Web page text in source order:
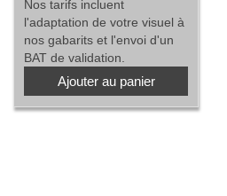
Nos tarifs incluent
l'adaptation de votre visuel à
nos gabarits et l'envoi d'un
BAT de validation.
Ajouter au panier